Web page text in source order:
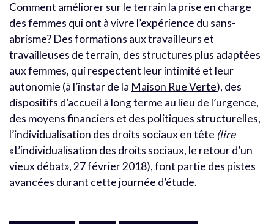
Comment améliorer sur le terrain la prise en charge
des femmes qui ont à vivre l’expérience du sans-
abrisme? Des formations aux travailleurs et
travailleuses de terrain, des structures plus adaptées
aux femmes, qui respectent leur intimité et leur
autonomie (à l’instar de la Maison Rue Verte), des
dispositifs d’accueil à long terme au lieu de l’urgence,
des moyens financiers et des politiques structurelles,
l’individualisation des droits sociaux en tête (lire
«L’individualisation des droits sociaux, le retour d’un
vieux débat», 27 février 2018), font partie des pistes
avancées durant cette journée d’étude.